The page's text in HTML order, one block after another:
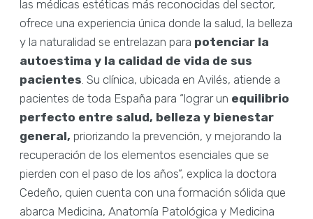
las médicas estéticas más reconocidas del sector,
ofrece una experiencia única donde la salud, la belleza
y la naturalidad se entrelazan para potenciar la
autoestima y la calidad de vida de sus
pacientes. Su clínica, ubicada en Avilés, atiende a
pacientes de toda España para “lograr un equilibrio
perfecto entre salud, belleza y bienestar
general, priorizando la prevención, y mejorando la
recuperación de los elementos esenciales que se
pierden con el paso de los años”, explica la doctora
Cedeño, quien cuenta con una formación sólida que
abarca Medicina, Anatomía Patológica y Medicina